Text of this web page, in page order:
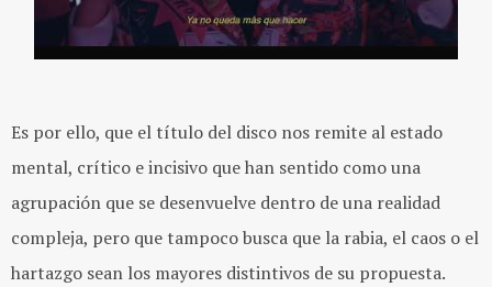
Es por ello, que el título del disco nos remite al estado
mental, crítico eincisivo que han sentido como una
agrupación que se desenvuelve dentro de una realidad
compleja, pero que tampoco busca que la rabia, el caos o el
hartazgo sean los mayores distintivos de su propuesta.